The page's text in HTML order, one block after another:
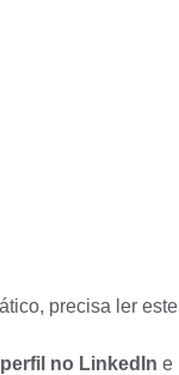
precisa ler este
no LinkedIn e